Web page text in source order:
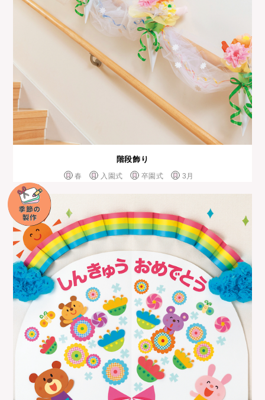
階段飾り
春 入園式 卒園式 3月